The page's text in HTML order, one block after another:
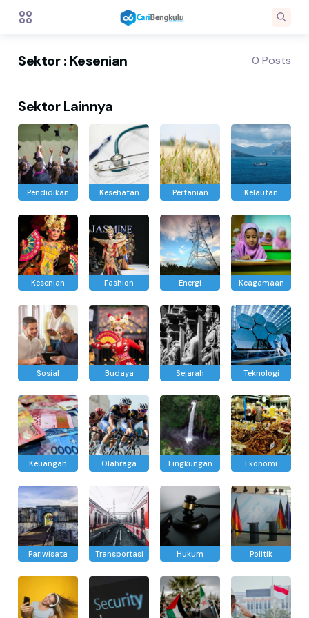
Sektor : Kesenian 0 Posts
Sektor Lainnya
Pendidikan Kesehatan Pertanian Kelautan
Kesenian Fashion Energi Keagamaan
Sosial Budaya Sejarah Teknologi
Keuangan Olahraga Lingkungan Ekonomi
Pariwisata Transportasi Hukum Politik